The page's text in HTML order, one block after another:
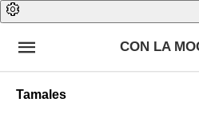
CON LA
Tamales